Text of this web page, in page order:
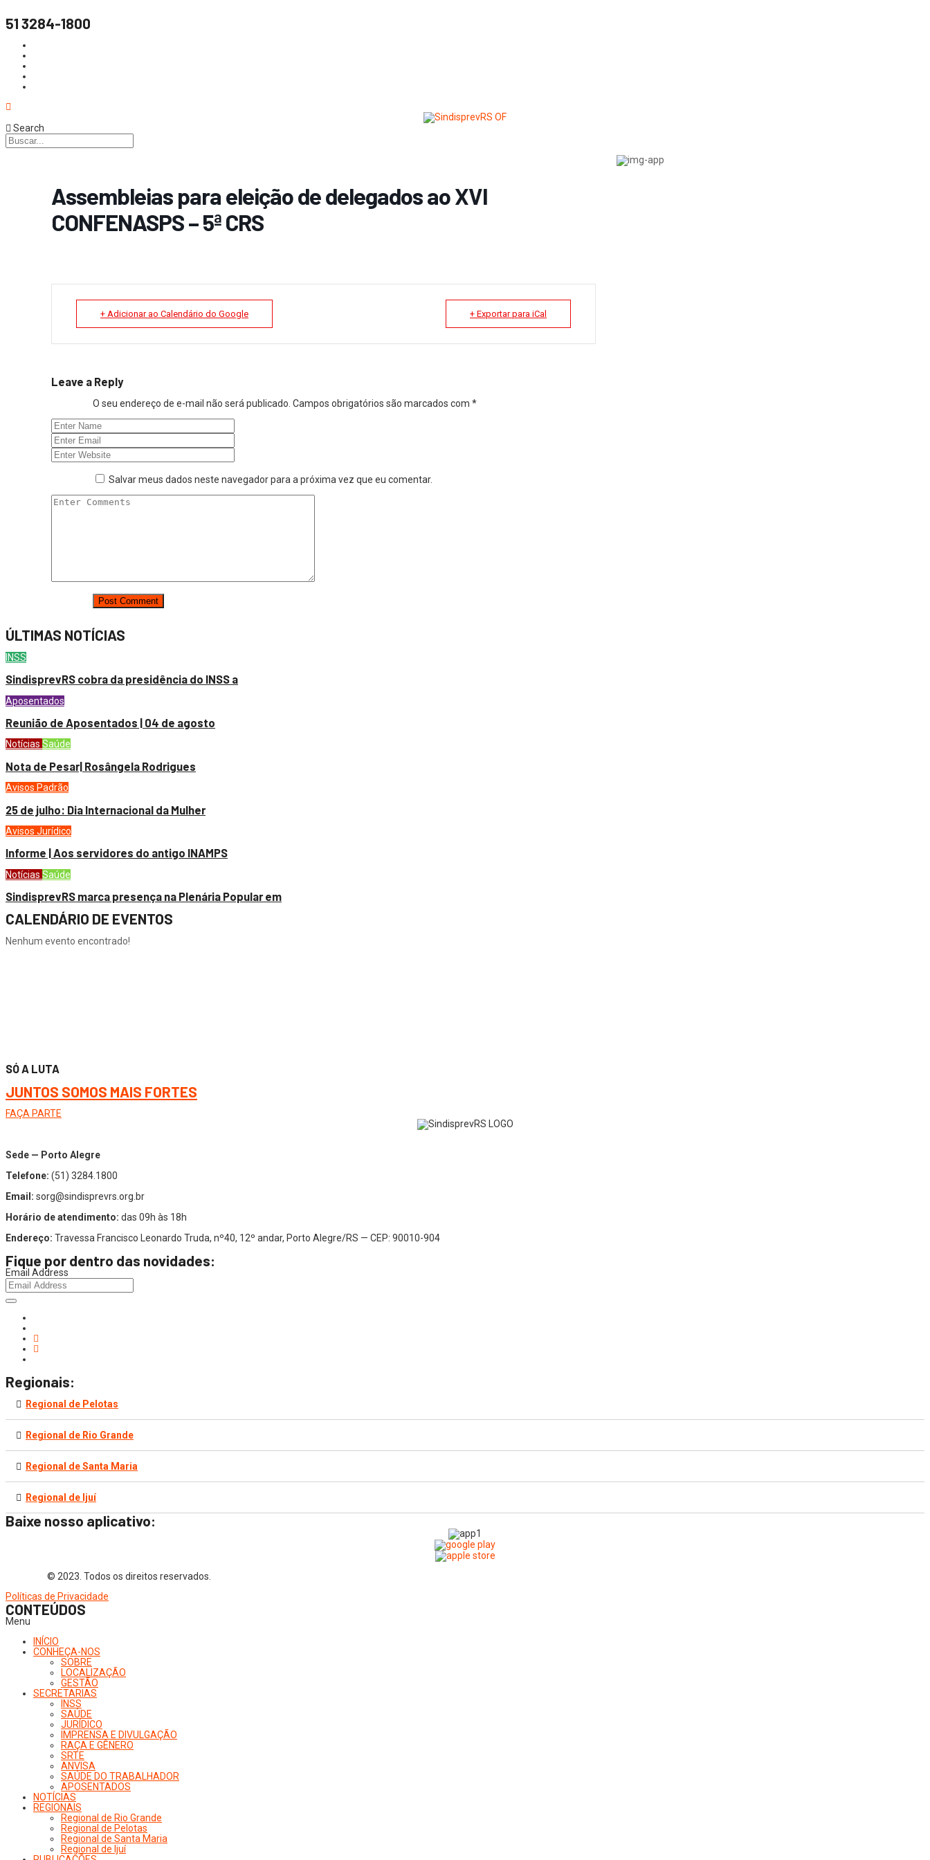
51 3284-1800
Search
Assembleias para eleição de delegados ao XVI
CONFENASPS – 5ª CRS
+ Adicionar ao Calendário do Google + Exportar para iCal
Leave a Reply
O seu endereço de e-mail não será publicado. Campos obrigatórios são marcados com *
Salvar meus dados neste navegador para a próxima vez que eu comentar.
ÚLTIMAS NOTÍCIAS
INSS
SindisprevRS cobra da presidência do INSS a
Aposentados
Reunião de Aposentados | 04 de agosto
Notícias Saúde
Nota de Pesar| Rosângela Rodrigues
Avisos Padrão
25 de julho: Dia Internacional da Mulher
Avisos Jurídico
Informe | Aos servidores do antigo INAMPS
Notícias Saúde
SindisprevRS marca presença na Plenária Popular em
CALENDÁRIO DE EVENTOS
Nenhum evento encontrado!
SÓ A LUTA
JUNTOS SOMOS MAIS FORTES
FAÇA PARTE
Sede — Porto Alegre
Telefone: (51) 3284.1800
Email: sorg@sindisprevrs.org.br
Horário de atendimento: das 09h às 18h
Endereço: Travessa Francisco Leonardo Truda, nº40, 12º andar, Porto Alegre/RS — CEP: 90010-904
Fique por dentro das novidades:
Email Address
Regionais:
Regional de Pelotas
Regional de Rio Grande
Regional de Santa Maria
Regional de Ijuí
Baixe nosso aplicativo:
© 2023. Todos os direitos reservados.
Políticas de Privacidade
CONTEÚDOS
Menu
INÍCIO
CONHEÇA-NOS
SOBRE
LOCALIZAÇÃO
GESTÃO
SECRETARIAS
INSS
SAÚDE
JURÍDICO
IMPRENSA E DIVULGAÇÃO
RAÇA E GÊNERO
SRTE
ANVISA
SAÚDE DO TRABALHADOR
APOSENTADOS
NOTÍCIAS
REGIONAIS
Regional de Rio Grande
Regional de Pelotas
Regional de Santa Maria
Regional de Ijuí